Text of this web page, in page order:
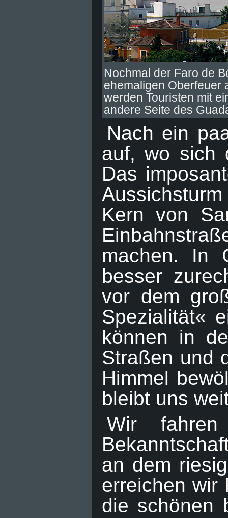
Nochmal der Faro de
ehemaligen Oberfeuer
werden Touristen mit
andere Seite des
Nach ein
auf, wo sich
Das
Kern von
machen. In
besser
vor dem
Spezialität«
können in
Straßen und
Himmel
bleibt uns
Wir
an dem
erreichen wir
die schönen